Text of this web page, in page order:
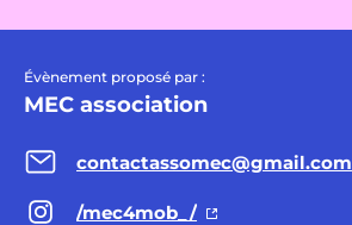
Évènement proposé par :
MEC association
contactassomec@gmail.com
/mec4mob_/